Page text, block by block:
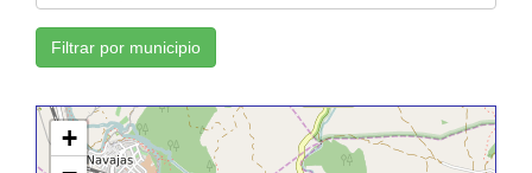
Filtrar por municipio
+